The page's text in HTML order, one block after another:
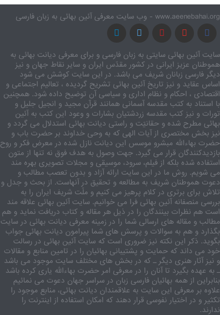
www.aeenebahai.org - وب سایت معرفی آئین بهائی به زبان فارسی
سایت آئین بهائی سایتی به زبان فارسی و برای معرفی دیانت بهائی به
هموطنان عزیز ایرانی در کشور مقدّس ایران و سایر نقاط جهان و نیز
دیگر فارسی زبانان شریف می باشد. در این سایت کوشش می شود
اساس عقاید و نیز تاریخ آئین بهائی تشریح گردیده ، تعالیم اجتماعی و
اقتصادی ، احکام و نظام اداری و سیاسی آن توضیح داده شود. همچنین
با استناد به کتب مقدسه آسمانی همانند قرآن مجید و انجیل جلیل و
تورات و نیز کتب مقدسه زردشتیان بشارات و وعود این کتب به آئین
بهائی مطرح شده و حقانیّت و راستی دیانت بهائی استدلال می گردد و
نیز بخش مختصری از آیات الهی که به وحی خداوند بر حضرت باب و
حضرت بهاءالله مبشرو موسس این دیانت نازل شده در معرض فکر و روح
بازدیدکنندگان قرار می گیرد. جهت وصول به هدف فوق نه تنها از متون
استفاده شده بلکه از فیلم، سرود، موسیقی و مجلات تصویری بهره مند
می شویم. روش ما در این سایت ارائه آزاد و بدون تعصب مطالب و
دعوت هموطنان شریف به مطالعه و تحقیق در آنهاست. از بحث و جدل و
تلاش برای برتری در کلام پرهیز می کنیم و ملّت شریف ایران را به
بررسی منصفانه آئین بهائی فرا می خوانیم. سایت آئین بهائی علاقه مند
است هم نظرات بینندگان را در ذیل هر مقاله و کتاب دریافت نماید و هم
مطالب و مقاله های ارسالی شما را در زمینه معرفی دیانت بهائی در سایت
بگذارد و هم به سوالات و پرسش های شما پیرامون دیانت بهائی جواب
بگوید. ذکر این نکته نیز ضروری است که سایت آئین بهائی در رسالت
خود می داند که حمایت و پشتیبانی بهائیان را در تامین منابع و مقالات
و نیز آثار هنری دیگر ـ که در بخش های مختلف سایت موجود می باشد
ـ به عهده بگیرد تا آنان را در معرفی امر حضرت بهاءالله یاری کرده باشد
بنابراین از همه بهائیان فارسی زبان در سراسر جهان دعوت می نمائیم
علاوه بر معرفی این سایت به علاقمندان دیانت بهائی، منابع موجود را
تکثیر و در اختیار نفوسی قرار دهند که امکان استفاده از اینترنت را
ندارند.